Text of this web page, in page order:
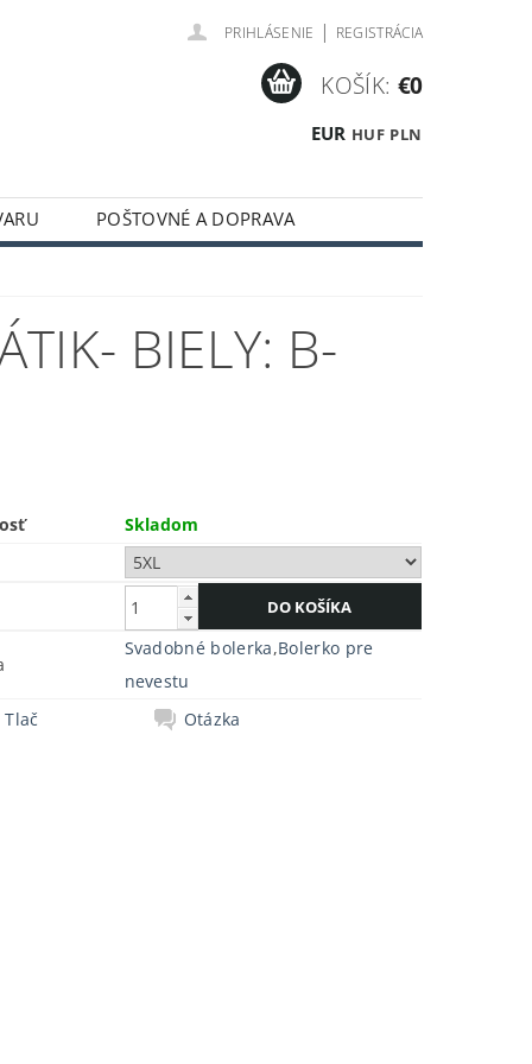
PRIHLÁSENIE | REGISTRÁCIA
EUR HUF PLN
KOŠÍK: €0
POŠTOVNÉ A DOPRAVA
BIELY: B-
Skladom
Svadobné bolerka,Bolerko pre
nevestu
Tlač
Otázka